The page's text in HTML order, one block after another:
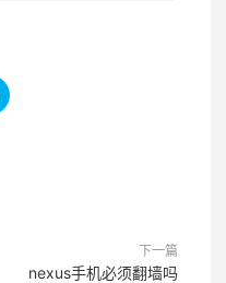
下一篇
nexus手机必须翻墙吗